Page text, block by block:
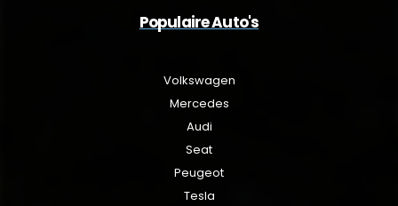
Populaire Auto's
Volkswagen
Mercedes
Audi
Seat
Peugeot
Tesla